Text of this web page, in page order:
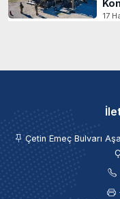
17
Çetin Emeç Bulvarı